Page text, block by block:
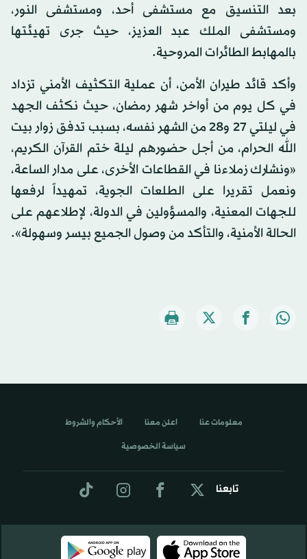
بعد التنسيق مع مستشفى أحد، ومستشفى النور،
ومستشفى الملك عبد العزيز، حيث جرى تهيئتها
بالمهابط الطائرات المروحية.
وأكد قائد طيران الأمن، أن عملية التكثيف الأمني تزداد
في كل يوم من أواخر شهر رمضان، حيث نكثف الجهد
في ليلتي 27 و28 من الشهر نفسه، بسبب تدفق زوار بيت
الله الحرام، من أجل حضورهم ليلة ختم القرآن الكريم،
«ونشارك زملاءنا في القطاعات الأخرى، على مدار الساعة،
ونعمل تقريرا على الطلعات الجوية، تمهيداً لرفعها
للجهات المعنية، والمسؤولين في الدولة، لإطلاعهم على
الحالة الأمنية، والتأكد من وصول الجميع بيسر وسهولة».
تابعنا
معلومات عنا اعلن معنا الأحكام والشروط
سياسة الخصوصية